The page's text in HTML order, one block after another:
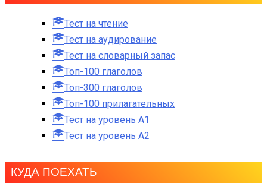
Тест на чтение
Тест на аудирование
Тест на словарный запас
Топ-100 глаголов
Топ-300 глаголов
Топ-100 прилагательных
Тест на уровень A1
Тест на уровень A2
КУДА ПОЕХАТЬ